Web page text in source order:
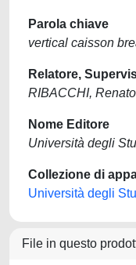
Parola chiave
vertical caisson
Relatore,
RIBACCHI, Renato
Nome Editore
Università degli
Collezione di
Università degli
File in questo